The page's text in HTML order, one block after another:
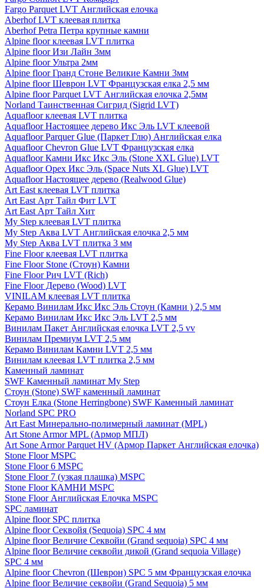
Fargo Parquet LVT Английская елочка
Aberhof LVT клеевая плитка
Aberhof Petra Петра крупные камни
Alpine floor клеевая LVT плитка
Alpine floor Изи Лайн 3мм
Alpine floor Ультра 2мм
Alpine floor Гранд Стоне Великие Камни 3мм
Alpine floor Шеврон LVT Французская елка 2,5 мм
Alpine floor Parquet LVT Английская елочка 2,5мм
Norland Таинственная Сигрид (Sigrid LVT)
Aquafloor клеевая LVT плитка
Aquafloor Настоящее дерево Икс Эль LVT клеевой
Aquafloor Parquer Glue (Паркет Глю) Английская елка
Aquafloor Chevron Glue LVT Французская елка
Aquafloor Камни Икс Икс Эль (Stone XXL Glue) LVT
Aquafloor Орех Икс Эль (Space Nuts XL Glue) LVT
Aquafloor Настоящее дерево (Realwood Glue)
Art East клеевая LVT плитка
Art East Арт Тайл Фит LVT
Art East Арт Тайл Хит
My Step клеевая LVT плитка
My Step Аква LVT Английская елочка 2,5 мм
My Step Аква LVT плитка 3 мм
Fine Floor клеевая LVT плитка
Fine Floor Stone (Стоун) Камни
Fine Floor Рич LVT (Rich)
Fine Floor Дерево (Wood) LVT
VINILAM клеевая LVT плитка
Керамо Винилам Икс Икс Эль Стоун (Камни ) 2,5 мм
Керамо Винилам Икс Икс Эль LVT 2,5 мм
Винилам Пакет Английская елочка LVT 2,5 vv
Винилам Премиум LVT 2,5 мм
Керамо Винилам Камни LVT 2,5 мм
Винилам клеевая LVT плитка 2,5 мм
Каменный ламинат
SWF Каменный ламинат My Step
Стоун (Stone) SWF каменный ламинат
Стоун Елка (Stone Herringbone) SWF Каменный ламинат
Norland SPC PRO
Art East Минерально-полимерный ламинат (MPL)
Art Stone Armor MPL (Армор МПЛ)
Art Sone Armor Parquet HV (Армор Паркет Английская елочка)
Stone Floor MSPC
Stone Floor 6 MSPC
Stone Floor 7 (узкая плашка) MSPC
Stone Floor КАМНИ MSPC
Stone Floor Английская Елочка MSPC
SPC ламинат
Alpine floor SPC плитка
Alpine floor Секвойя (Sequoia) SPC 4 мм
Alpine floor Величие Секвойи (Grand sequoia) SPC 4 мм
Alpine floor Величие секвойи дикой (Grand sequoia Village)
SPC 4 мм
Alpine floor Chevron (Шеврон) SPC 5 мм Французская елочка
Alpine floor Величие секвойи (Grand Sequoia) 5 мм